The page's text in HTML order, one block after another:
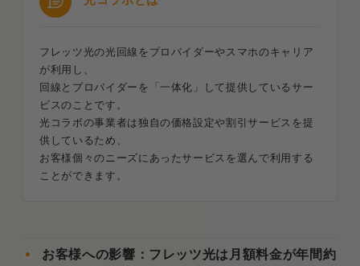
フレッツ光の光回線をプロバイダーやスマホのキャリア
が利用し、
回線とプロバイダーを「一体化」して提供しているサー
ビスのことです。
光コラボの事業者は独自の価格設定や割引サービスを提
供しているため、
お客様個々のニーズにあったサービスを選んで利用する
ことができます。
お客様への影響：フレッツ光は月額料金が年間約